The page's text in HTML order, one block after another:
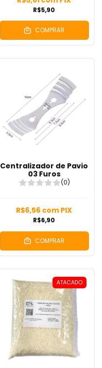
R$5,90
COMPRAR
Centralizador de Pavio
03 Furos
(0)
R$6,90
R$6,56 com PIX
COMPRAR
ATACADO